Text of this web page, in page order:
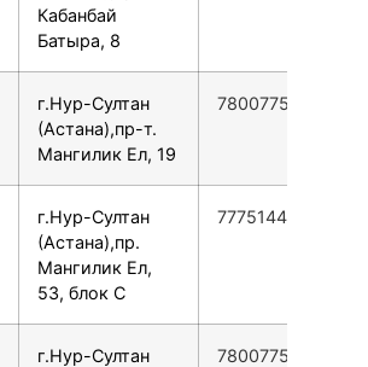
Кабанбай
Батыра, 8
г.Нур-Султан
(Астана),пр-т.
Мангилик Ел, 19
78007753553
г.Нур-Султан
(Астана),пр.
Мангилик Ел,
53, блок С
77751440264
г.Нур-Султан
78007753553